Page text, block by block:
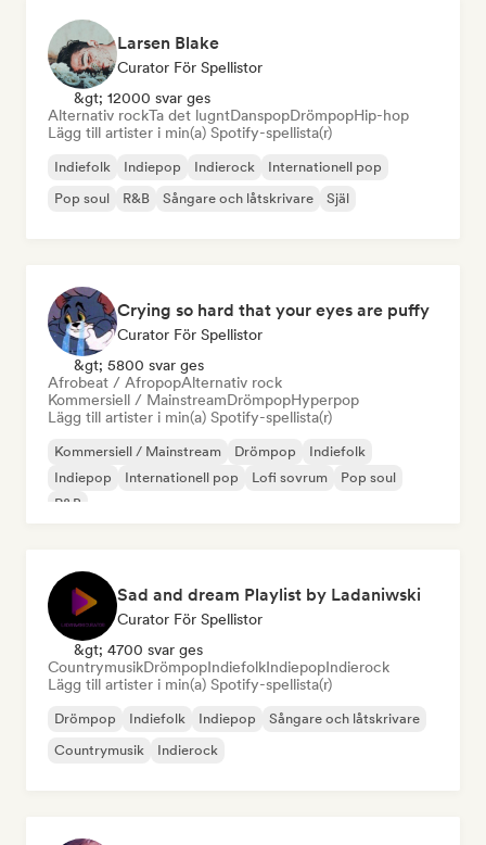
Larsen Blake
Curator För Spellistor
&gt; 12000 svar ges
Alternativ rockTa det lugntDanspopDrömpopHip-hop
Lägg till artister i min(a) Spotify-spellista(r)
Indiefolk Indiepop Indierock
Internationell pop
Pop soul
R&B Sångare och låtskrivare Själ
Crying so hard that your eyes are puffy
Curator För Spellistor
&gt; 5800 svar ges
Afrobeat / AfropopAlternativ rock
Kommersiell / MainstreamDrömpopHyperpop
Lägg till artister i min(a) Spotify-spellista(r)
Kommersiell / Mainstream Drömpop
Indiefolk
Indiepop
Internationell pop Lofi sovrum
Pop soul
R&B
Sad and dream Playlist by Ladaniwski
Curator För Spellistor
&gt; 4700 svar ges
CountrymusikDrömpopIndiefolkIndiepopIndierock
Lägg till artister i min(a) Spotify-spellista(r)
Drömpop Indiefolk Indiepop
Sångare och låtskrivare
Countrymusik
Indierock